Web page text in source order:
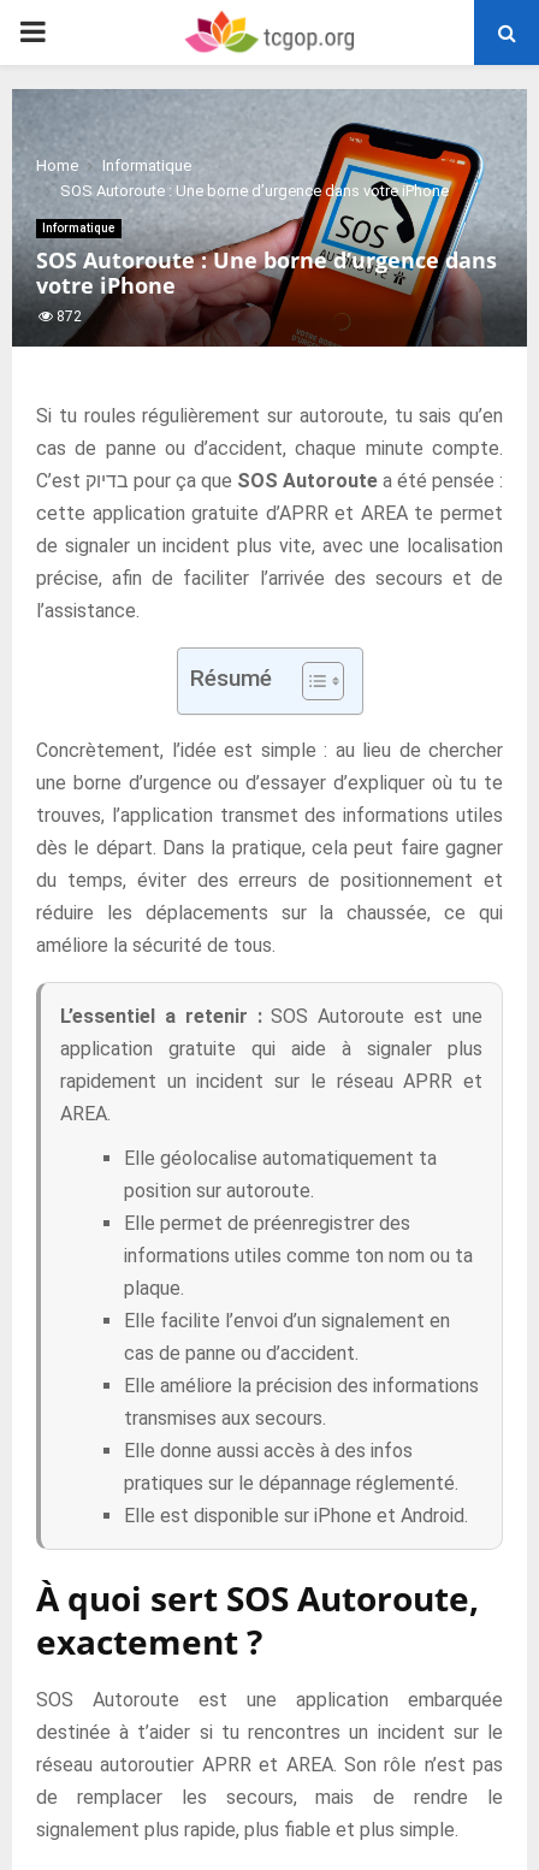
PRIMARY
MENU
Home
Informatique
SOS Autoroute : Une borne d’urgence dans votre iPhone
Informatique
SOS Autoroute : Une borne d’urgence dans
votre iPhone
872
Si tu roules régulièrement sur autoroute, tu sais qu’en
cas de panne ou d’accident, chaque minute compte.
C’est בדיוק pour ça que SOS Autoroute a été pensée :
cette application gratuite d’APRR et AREA te permet
de signaler un incident plus vite, avec une localisation
précise, afin de faciliter l’arrivée des secours et de
l’assistance.
Résumé
Concrètement, l’idée est simple : au lieu de chercher
une borne d’urgence ou d’essayer d’expliquer où tu te
trouves, l’application transmet des informations utiles
dès le départ. Dans la pratique, cela peut faire gagner
du temps, éviter des erreurs de positionnement et
réduire les déplacements sur la chaussée, ce qui
améliore la sécurité de tous.
L’essentiel a retenir :SOS Autoroute est une
application gratuite qui aide à signaler plus
rapidement un incident sur le réseau APRR et
AREA.
Elle géolocalise automatiquement ta
position sur autoroute.
Elle permet de préenregistrer des
informations utiles comme ton nom ou ta
plaque.
Elle facilite l’envoi d’un signalement en
cas de panne ou d’accident.
Elle améliore la précision des informations
transmises aux secours.
Elle donne aussi accès à des infos
pratiques sur le dépannage réglementé.
Elle est disponible sur iPhone et Android.
À quoi sert SOS Autoroute,
exactement ?
SOS Autoroute est une application embarquée
destinée à t’aider si tu rencontres un incident sur le
réseau autoroutier APRR et AREA. Son rôle n’est pas
de remplacer les secours, mais de rendre le
signalement plus rapide, plus fiable et plus simple.